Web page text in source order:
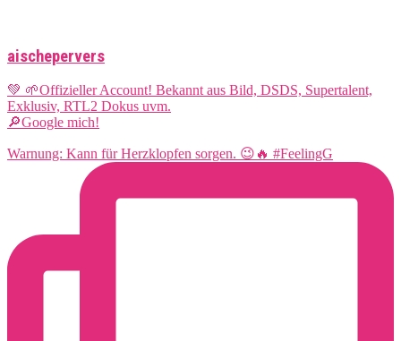
aischepervers
💚 🌱Offizieller Account! Bekannt aus Bild, DSDS, Supertalent,
Exklusiv, RTL2 Dokus uvm.
🔎Google mich!
Warnung: Kann für Herzklopfen sorgen. 😉🔥 #FeelingG